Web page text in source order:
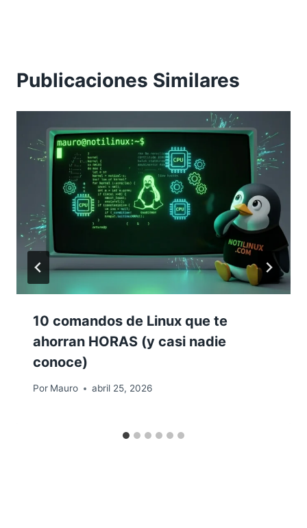
Publicaciones Similares
10 comandos de Linux que te
ahorran HORAS (y casi nadie
conoce)
Por Mauro abril 25, 2026